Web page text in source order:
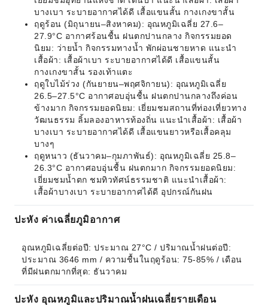
บางเบา ระบายอากาศได้ดี เสื้อแขนสั้น กางเกงขาสั้น
ฤดูร้อน (มิถุนายน–สิงหาคม): อุณหภูมิเฉลี่ย 27.6–
27.9°C อากาศร้อนชื้น ฝนตกปานกลาง กิจกรรมยอด
นิยม: ว่ายน้ำ กิจกรรมทางน้ำ พักผ่อนชายหาด แนะนำ
เสื้อผ้า: เสื้อผ้าเบา ระบายอากาศได้ดี เสื้อแขนสั้น
กางเกงขาสั้น รองเท้าแตะ
ฤดูใบไม้ร่วง (กันยายน–พฤศจิกายน): อุณหภูมิเฉลี่ย
26.5–27.5°C อากาศอบอุ่นชื้น ฝนตกปานกลางถึงค่อน
ข้างมาก กิจกรรมยอดนิยม: เยี่ยมชมสถานที่ท่องเที่ยวทาง
วัฒนธรรม ลิ้มลองอาหารท้องถิ่น แนะนำเสื้อผ้า: เสื้อผ้า
บางเบา ระบายอากาศได้ดี เสื้อแขนยาวหรือเสื้อคลุม
บางๆ
ฤดูหนาว (ธันวาคม–กุมภาพันธ์): อุณหภูมิเฉลี่ย 25.8–
26.3°C อากาศอบอุ่นชื้น ฝนตกมาก กิจกรรมยอดนิยม:
เยี่ยมชมน้ำตก ชมทิวทัศน์ธรรมชาติ แนะนำเสื้อผ้า:
เสื้อผ้าบางเบา ระบายอากาศได้ดี อุปกรณ์กันฝน
ปะหัง ค่าเฉลี่ยภูมิอากาศ
อุณหภูมิเฉลี่ยต่อปี: ประมาณ 27°C / ปริมาณน้ำฝนต่อปี:
ประมาณ 3646 mm / ความชื้นในฤดูร้อน: 75-85% / เดือน
ที่มีฝนตกมากที่สุด: ธันวาคม
ปะหัง อุณหภูมิและปริมาณน้ำฝนเฉลี่ยรายเดือน